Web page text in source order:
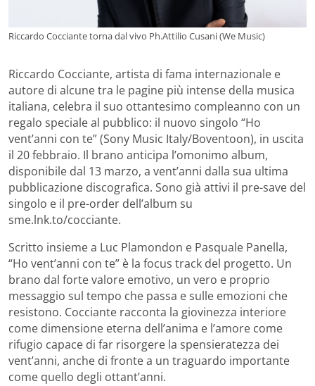
Riccardo Cocciante torna dal vivo Ph.Attilio Cusani (We Music)
Riccardo Cocciante, artista di fama internazionale e
autore di alcune tra le pagine più intense della musica
italiana, celebra il suo ottantesimo compleanno con un
regalo speciale al pubblico: il nuovo singolo “Ho
vent’anni con te” (Sony Music Italy/Boventoon), in uscita
il 20 febbraio. Il brano anticipa l’omonimo album,
disponibile dal 13 marzo, a vent’anni dalla sua ultima
pubblicazione discografica. Sono già attivi il pre-save del
singolo e il pre-order dell’album su
sme.lnk.to/cocciante.
Scritto insieme a Luc Plamondon e Pasquale Panella,
“Ho vent’anni con te” è la focus track del progetto. Un
brano dal forte valore emotivo, un vero e proprio
messaggio sul tempo che passa e sulle emozioni che
resistono. Cocciante racconta la giovinezza interiore
come dimensione eterna dell’anima e l’amore come
rifugio capace di far risorgere la spensieratezza dei
vent’anni, anche di fronte a un traguardo importante
come quello degli ottant’anni.